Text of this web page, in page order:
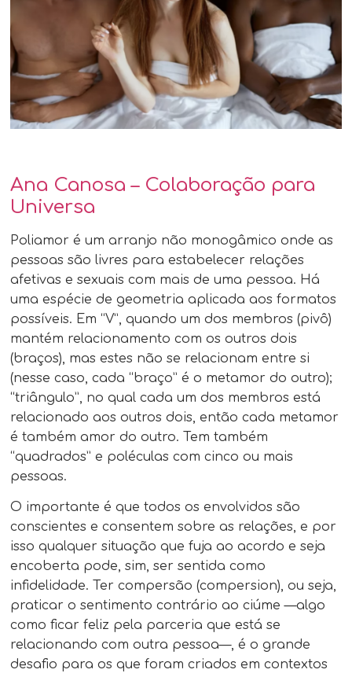
Ana Canosa – Colaboração para
Universa
Poliamor é um arranjo não monogâmico onde as
pessoas são livres para estabelecer relações
afetivas e sexuais com mais de uma pessoa. Há
uma espécie de geometria aplicada aos formatos
possíveis. Em “V”, quando um dos membros (pivô)
mantém relacionamento com os outros dois
(braços), mas estes não se relacionam entre si
(nesse caso, cada “braço” é o metamor do outro);
“triângulo”, no qual cada um dos membros está
relacionado aos outros dois, então cada metamor
é também amor do outro. Tem também
“quadrados” e poléculas com cinco ou mais
pessoas.
O importante é que todos os envolvidos são
conscientes e consentem sobre as relações, e por
isso qualquer situação que fuja ao acordo e seja
encoberta pode, sim, ser sentida como
infidelidade. Ter compersão (compersion), ou seja,
praticar o sentimento contrário ao ciúme —algo
como ficar feliz pela parceria que está se
relacionando com outra pessoa—, é o grande
desafio para os que foram criados em contextos